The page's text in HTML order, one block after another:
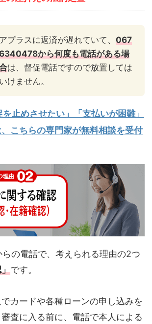
アプラスに返済が遅れていて、 067
から何度も電話がある場
は、督促電話ですので放置しては
いけません。
を止めさせたい」「支払いが困難」
こちらの専門家が無料相談を受付
の電話で、考えられる理由の2つ
です。
カードや各種ローンの申し込みを
査に入る前に、電話で本人による